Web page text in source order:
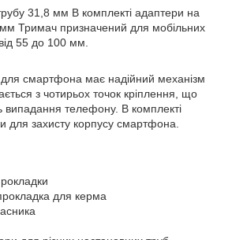
31,8 мм В комплекті адаптери на
Тримач призначений для мобільних
55 до 100 мм.
смартфона має надійний механізм
з чотирьох точок кріплення, що
випадання телефону. В комплекті
для захисту корпусу смартфона.
для керма